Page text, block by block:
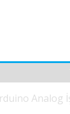
Analog